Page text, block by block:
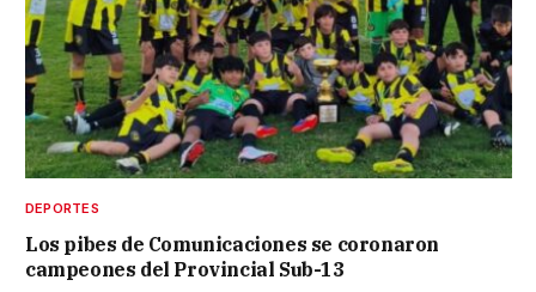
DEPORTES
Los pibes de Comunicaciones se coronaron
campeones del Provincial Sub-13